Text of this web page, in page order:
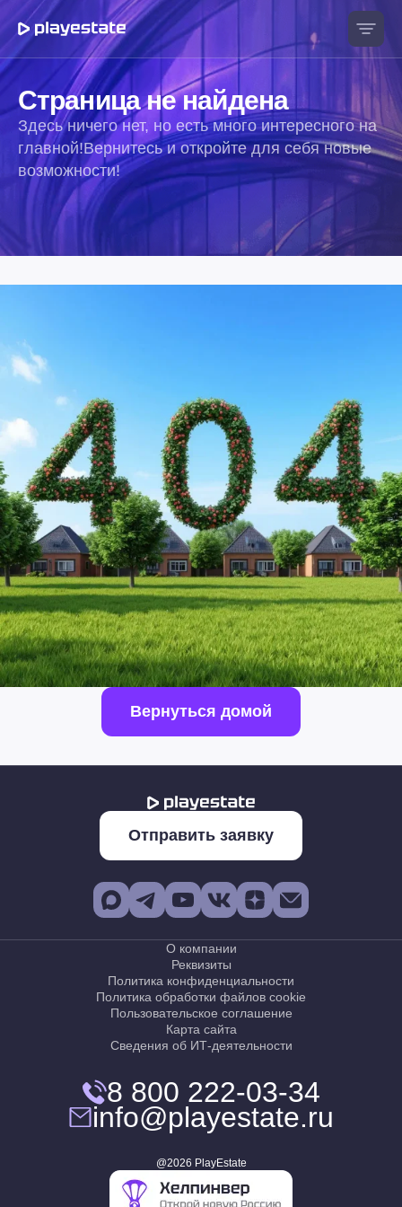
Страница не найдена
Здесь ничего нет, но есть много интересного на
главной!Вернитесь и откройте для себя новые
возможности!
Вернуться домой
Отправить заявку
О компании
Реквизиты
Политика конфиденциальности
Политика обработки файлов cookie
Пользовательское соглашение
Карта сайта
Сведения об ИТ-деятельности
8 800 222-03-34
info@playestate.ru
@2026 PlayEstate